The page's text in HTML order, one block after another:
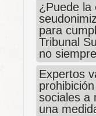
¿Puede la
para
Tribunal
no siempre
Expertos
sociales a
una